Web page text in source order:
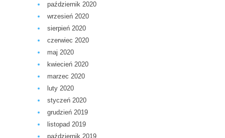
październik 2020
wrzesień 2020
sierpień 2020
czerwiec 2020
maj 2020
kwiecień 2020
marzec 2020
luty 2020
styczeń 2020
grudzień 2019
listopad 2019
październik 2019